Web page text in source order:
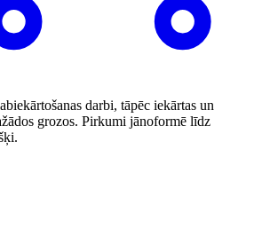
darbi, tāpēc iekārtas un
grozos. Pirkumi jānoformē līdz